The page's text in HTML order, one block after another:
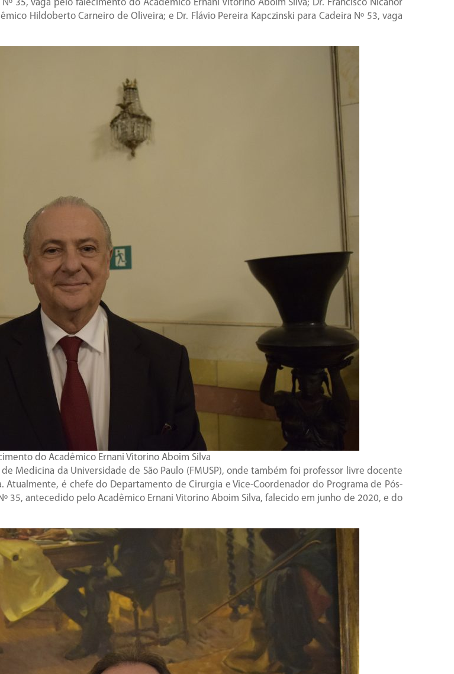
35, vaga pelo falecimento do Acadêmico Ernani Vitorino Aboim Silva; Dr. Francisco Nicanor
Hildoberto Carneiro de Oliveira; e Dr. Flávio Pereira Kapczinski para Cadeira Nº 53, vaga
do Acadêmico Ernani Vitorino Aboim Silva
Medicina da Universidade de São Paulo (FMUSP), onde também foi professor livre docente
é chefe do Departamento de Cirurgia e Vice-Coordenador do Programa de Pós-
35, antecedido pelo Acadêmico Ernani Vitorino Aboim Silva, falecido em junho de 2020, e do